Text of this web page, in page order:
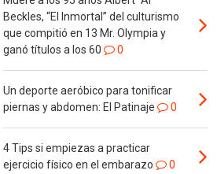
Beckles, “El Inmortal” del culturismo
que compitió en 13 Mr. Olympia y
ganó títulos a los 60
0
Un deporte aeróbico para tonificar
piernas y abdomen: El Patinaje
0
4 Tips si empiezas a practicar
ejercicio físico en el embarazo
0